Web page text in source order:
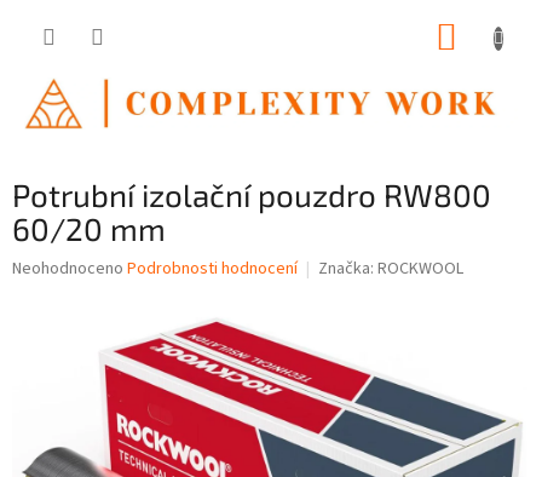
Potrubní izolační pouzdro RW800
60/20 mm
Průměrné
Neohodnoceno Podrobnosti hodnocení Značka: ROCKWOOL